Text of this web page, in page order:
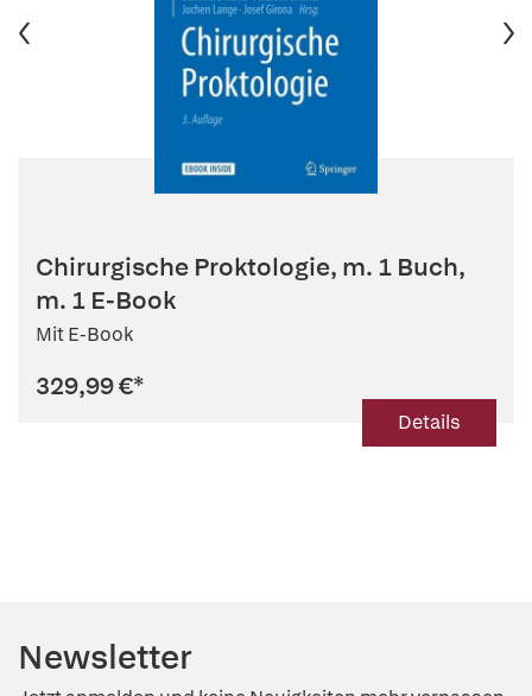
Chirurgische Proktologie, m. 1 Buch,
m. 1 E-Book
Mit E-Book
329,99 €*
Details
Newsletter